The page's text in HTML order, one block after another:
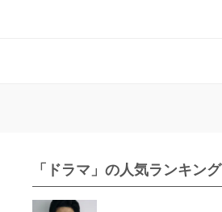
「ドラマ」の人気ランキング